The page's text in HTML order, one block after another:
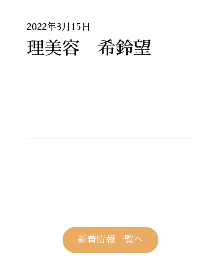
2022年3月15日
理美容 希鈴望
新着情報一覧へ